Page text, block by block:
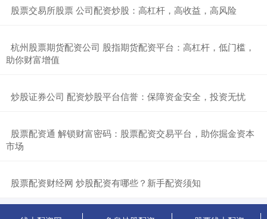
​股票交易所股票 公司配资炒股：高杠杆，高收益，高风险
​杭州股票期货配资公司 股指期货配资平台：高杠杆，低门槛，
助你财富增值
​炒股证券公司 配资炒股平台信誉：保障资金安全，投资无忧
​股票配资通 解锁财富密码：股票配资交易平台，助你掘金资本
市场
​股票配资财经网 炒股配资有哪些？新手配资须知